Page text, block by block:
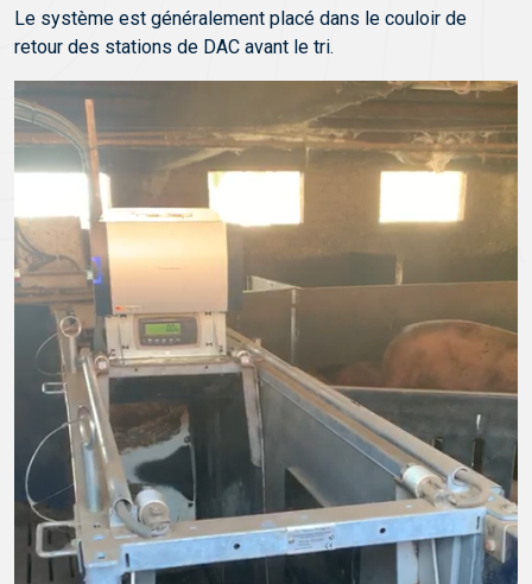
Le système est généralement placé dans le couloir de
retour des stations de DAC avant le tri.